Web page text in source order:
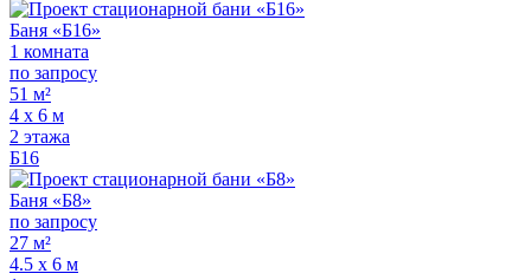
Баня «Б16»
1 комната
по запросу
51 м²
4 х 6 м
2 этажа
Б16
Баня «Б8»
по запросу
27 м²
4.5 х 6 м